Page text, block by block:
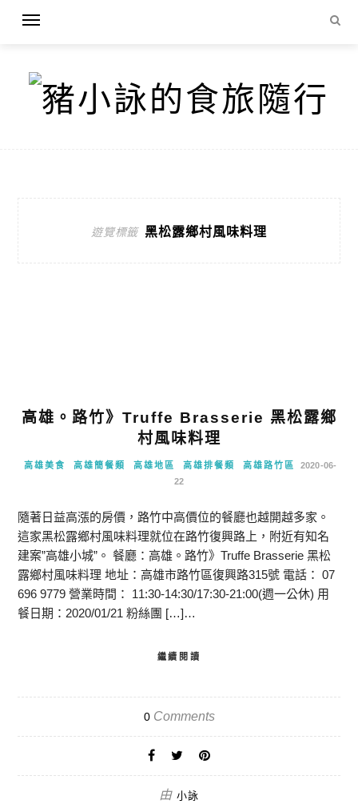
遊覽標籤 黑松露鄉村風味料理
高雄。路竹》Truffe Brasserie 黑松露鄉
村風味料理
高雄美食 高雄簡餐類 高雄地區 高雄排餐類 高雄路竹區
2020-06-
22
隨著日益高漲的房價，路竹中高價位的餐廳也越開越多家。
這家黑松露鄉村風味料理就位在路竹復興路上，附近有知名
建案”高雄小城”。 餐廳：高雄。路竹》Truffe Brasserie 黑松
露鄉村風味料理 地址：高雄市路竹區復興路315號 電話： 07
696 9779 營業時間： 11:30-14:30/17:30-21:00(週一公休) 用
餐日期：2020/01/21 粉絲團 […]…
繼續閱讀
0Comments
由 小詠